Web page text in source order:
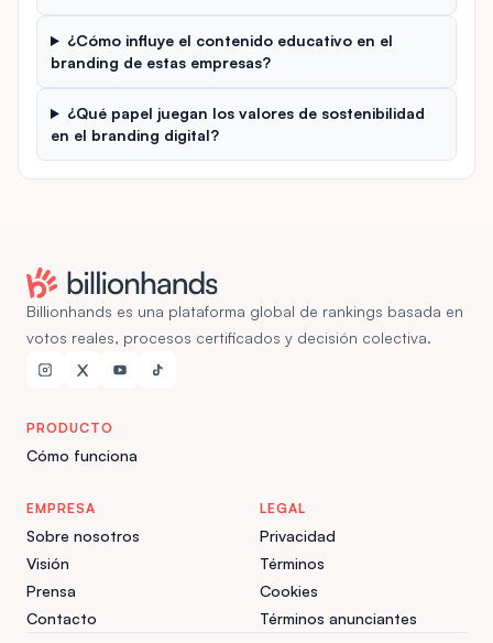
¿Cómo influye el contenido educativo en el
branding de estas empresas?
¿Qué papel juegan los valores de sostenibilidad
en el branding digital?
Billionhands es una plataforma global de rankings basada en
votos reales, procesos certificados y decisión colectiva.
PRODUCTO
Cómo funciona
EMPRESA
Sobre nosotros
Visión
Prensa
Contacto
LEGAL
Privacidad
Términos
Cookies
Términos anunciantes